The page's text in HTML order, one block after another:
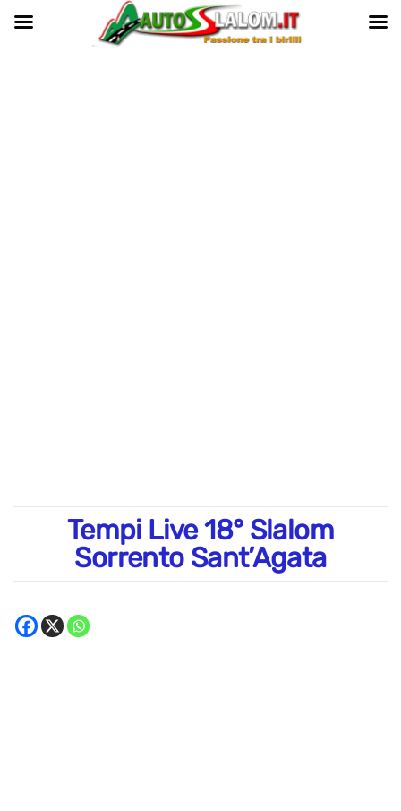
Tempi Live 18° Slalom
Sorrento Sant’Agata